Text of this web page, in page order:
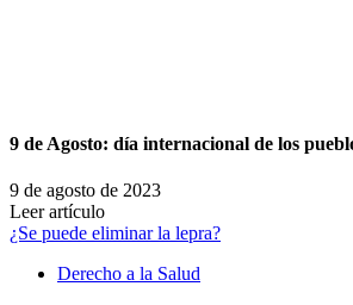
9 de Agosto: día internacional de los
9 de agosto de 2023
Leer artículo
¿Se puede eliminar la lepra?
Derecho a la Salud